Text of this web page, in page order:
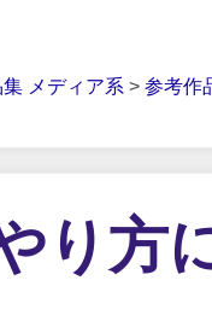
メディア系 > 参考作
り方